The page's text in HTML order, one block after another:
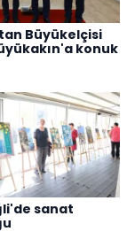
Büyükelçisi
konuk
sanat